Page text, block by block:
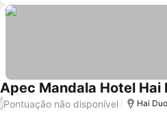
Apec Mandala Hotel Hai
/Pontuação não disponível Hai